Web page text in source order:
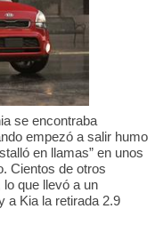
se encontraba
empezó a salir humo
en llamas” en unos
Cientos de otros
que llevó a un
a Kia la retirada 2.9